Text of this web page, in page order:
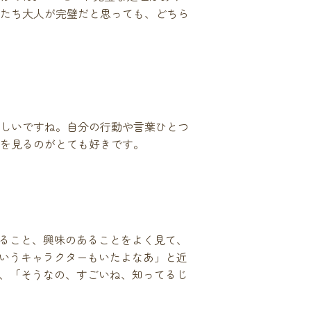
ち大人が完璧だと思っても、どちら
いですね。自分の行動や言葉ひとつ
見るのがとても好きです。
と、興味のあることをよく見て、
キャラクターもいたよなあ」と近
そうなの、すごいね、知ってるじ